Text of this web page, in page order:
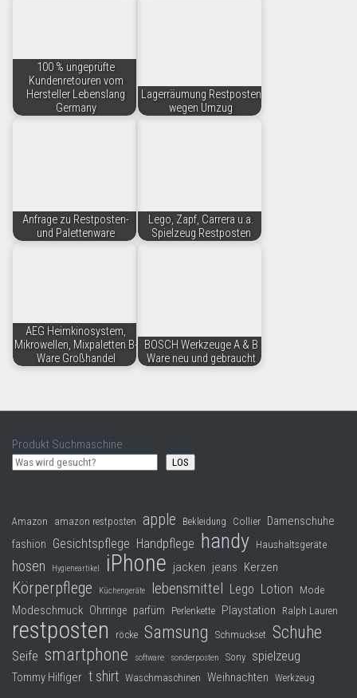
100 % ungeprüfte
Kundenretouren vom
Hersteller Lebenslang
Germany
Lagerräumung Restposten
wegen Umzug
Anfrage zu Restposten-
und Palettenware
Lego, Zapf, Carrera u.a.
Spielzeug Restposten
AEG Heimkinosystem,
Mikrowellen, Mixpaletten B-
Ware Großhandel
BOSCH Werkzeuge A & B
Ware neu und gebraucht
Produkt Suchmaschine
LOS
Amazon amazon restposten apple Bekleidung Collier Damenschuhe
fashion Gesichtspflege Handpflege handy Haushaltsgeräte
hosen Hygieneartikel iPhone jacken jeans Kerzen
Körperpflege Küchengeräte lebensmittel Lego Lotion Mode
Modeschmuck Ohrringe parfüm Perlenkette Playstation Ralph Lauren
restposten röcke Samsung Schmuckset Schuhe
Seife smartphone software sonderposten Sony spielzeug
Tommy Hilfiger t shirt Waschmaschinen Weihnachten Werkzeug